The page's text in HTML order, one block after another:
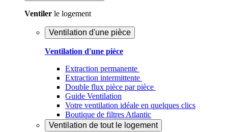
Ventiler le logement
Ventilation d'une pièce
Ventilation d'une pièce
Extraction permanente
Extraction intermittente
Double flux pièce par pièce
Guide Ventilation
Votre ventilation idéale en quelques clics
Boutique de filtres Atlantic
Ventilation de tout le logement